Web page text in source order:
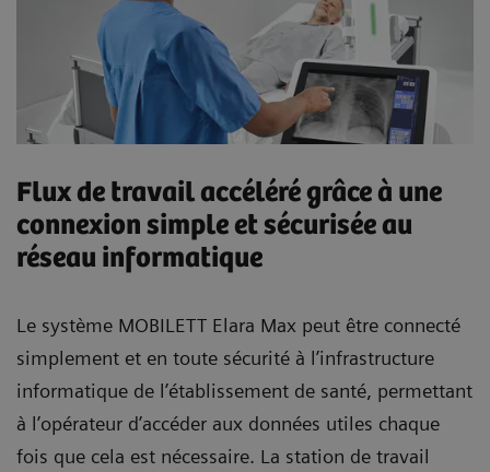
Flux de travail accéléré grâce à une
connexion simple et sécurisée au
réseau informatique
Le système MOBILETT Elara Max peut être connecté
simplement et en toute sécurité à l’infrastructure
informatique de l’établissement de santé, permettant
à l’opérateur d’accéder aux données utiles chaque
fois que cela est nécessaire. La station de travail